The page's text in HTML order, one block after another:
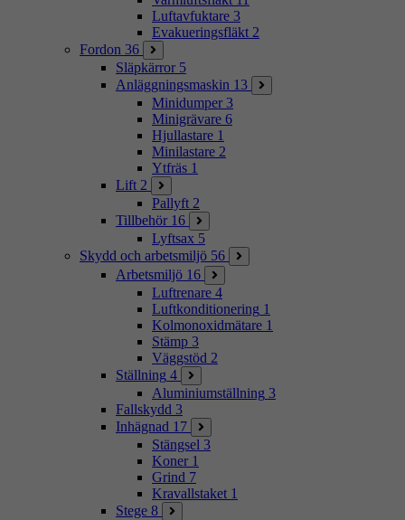
Luftavfuktare 3
Evakueringsfläkt 2
Fordon 36
Släpkärror 5
Anläggningsmaskin 13
Minidumper 3
Minigrävare 6
Hjullastare 1
Minilastare 2
Ytfräs 1
Lift 2
Pallyft 2
Tillbehör 16
Lyftsax 5
Skydd och arbetsmiljö 56
Arbetsmiljö 16
Luftrenare 4
Luftkonditionering 1
Kolmonoxidmätare 1
Stämp 3
Väggstöd 2
Ställning 4
Aluminiumställning 3
Fallskydd 3
Inhägnad 17
Stängsel 3
Koner 1
Grind 7
Kravallstaket 1
Stege 8